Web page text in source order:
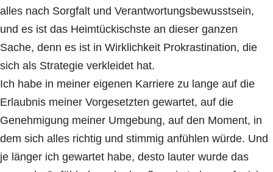
alles nach Sorgfalt und Verantwortungsbewusstsein,
und es ist das Heimtückischste an dieser ganzen
Sache, denn es ist in Wirklichkeit Prokrastination, die
sich als Strategie verkleidet hat.
Ich habe in meiner eigenen Karriere zu lange auf die
Erlaubnis meiner Vorgesetzten gewartet, auf die
Genehmigung meiner Umgebung, auf den Moment, in
dem sich alles richtig und stimmig anfühlen würde. Und
je länger ich gewartet habe, desto lauter wurde das